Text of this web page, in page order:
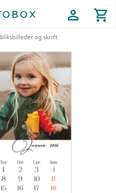
profile shopping_cart
og skrift